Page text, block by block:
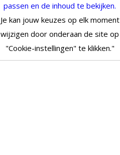
passen en de inhoud te bekijken.
Je kan jouw keuzes op elk moment
wijzigen door onderaan de site op
"Cookie-instellingen" te klikken."